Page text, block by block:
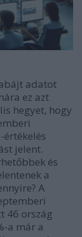
adatot
ez azt
hegyet, hogy
értékelés
jelent.
és
a
A
46 ország
a már a